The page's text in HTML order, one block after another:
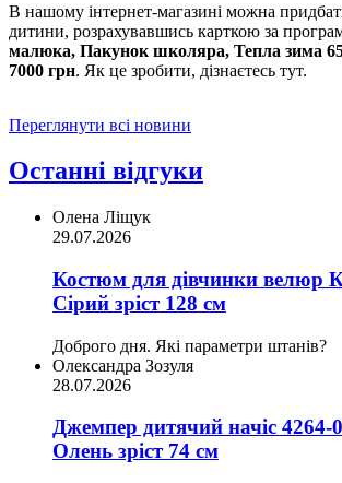
В нашому інтернет-магазині можна
дитини, розрахувавшись карткою за
малюка, Пакунок школяра, Тепла зима
7000 грн. Як це зробити, дізнаєтесь тут.
Переглянути всі новини
Останні відгуки
Олена Ліщук
29.07.2026
Костюм для дівчинки велюр
Сірий зріст 128 см
Доброго дня. Які параметри штанів?
Олександра Зозуля
28.07.2026
Джемпер дитячий начіс 4264-
Олень зріст 74 см